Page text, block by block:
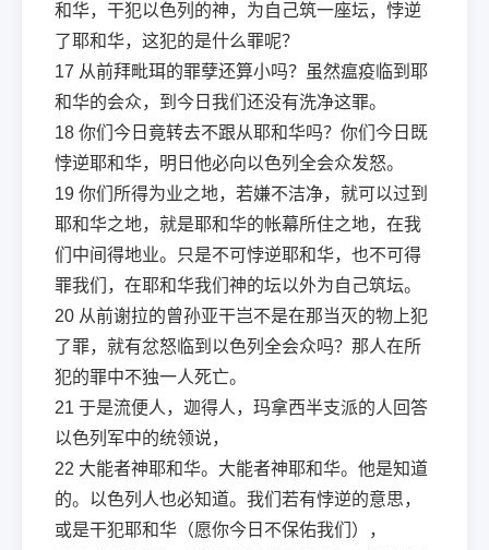
和华，干犯以色列的神，为自己筑一座坛，悖逆
了耶和华，这犯的是什么罪呢？
17 从前拜毗珥的罪孽还算小吗？虽然瘟疫临到耶
和华的会众，到今日我们还没有洗净这罪。
18 你们今日竟转去不跟从耶和华吗？你们今日既
悖逆耶和华，明日他必向以色列全会众发怒。
19 你们所得为业之地，若嫌不洁净，就可以过到
耶和华之地，就是耶和华的帐幕所住之地，在我
们中间得地业。只是不可悖逆耶和华，也不可得
罪我们，在耶和华我们神的坛以外为自己筑坛。
20 从前谢拉的曾孙亚干岂不是在那当灭的物上犯
了罪，就有忿怒临到以色列全会众吗？那人在所
犯的罪中不独一人死亡。
21 于是流便人，迦得人，玛拿西半支派的人回答
以色列军中的统领说，
22 大能者神耶和华。大能者神耶和华。他是知道
的。以色列人也必知道。我们若有悖逆的意思，
或是干犯耶和华（愿你今日不保佑我们），